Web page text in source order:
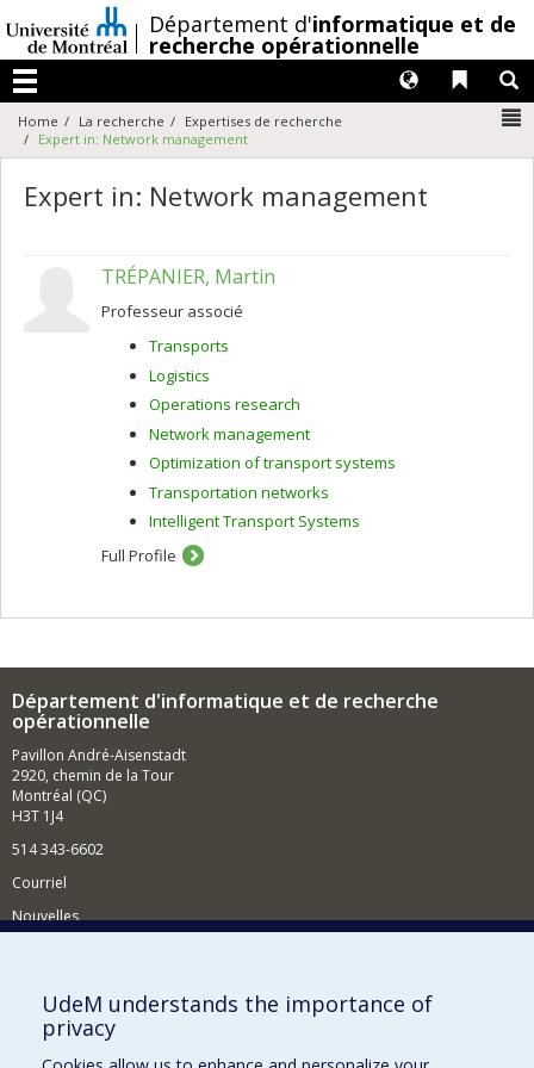
au
contenu
/Département d'informatique et de
recherche opérationnelle
Menu
Liens
Langues
Home La recherche
Expertises de recherche
Expert in: Network management
Expert in: Network management
TRÉPANIER, Martin
Professeur associé
Transports
Logistics
Operations research
Network management
Optimization of transport systems
Transportation networks
Intelligent Transport Systems
Full Profile
Département d'informatique et de recherche
opérationnelle
Pavillon André-Aisenstadt
2920, chemin de la Tour
Montréal (QC)
H3T 1J4
514 343-6602
Courriel
Nouvelles
Comment soutenir le Département?
BESOIN D'AIDE?
UdeM understands the importance of
privacy